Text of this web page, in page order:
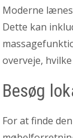
Moderne
Dette kan
overveje,
Besøg
For at finde